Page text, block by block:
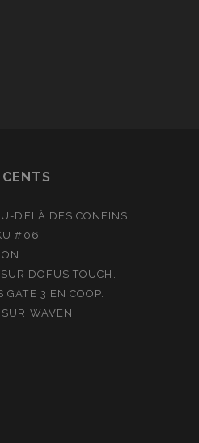
DELÀ DES CONFINS
#06
DOFUS TOUCH.
GATE 3 EN COOP.
WAVEN